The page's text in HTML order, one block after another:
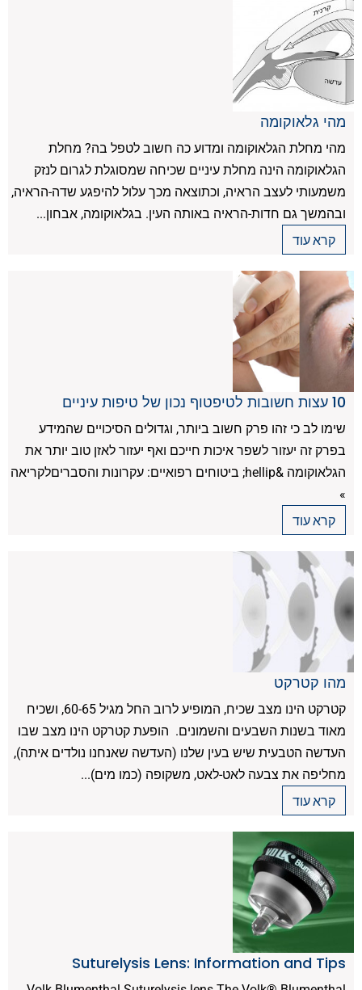
מהי גלאוקומה
מהי מחלת הגלאוקומה ומדוע כה חשוב לטפל בה? מחלת
הגלאוקומה הינה מחלת עיניים שכיחה שמסוגלת לגרום לנזק
משמעותי לעצב הראיה, וכתוצאה מכך עלול להיפגע שדה-הראיה,
ובהמשך גם חדות-הראיה באותה העין. בגלאוקומה, אבחון...
קרא עוד
10 עצות חשובות לטיפטוף נכון של טיפות עיניים
שימו לב כי זהו פרק חשוב ביותר, וגדולים הסיכויים שהמידע
בפרק זה יעזור לשפר איכות חייכם ואף יעזור לאזן טוב יותר את
הגלאוקומה &hellip; ביטוחים רפואיים: עקרונות והסבריםלקריאה
»
קרא עוד
מהו קטרקט
קטרקט הינו מצב שכיח, המופיע לרוב החל מגיל 60-65, ושכיח
מאוד בשנות השבעים והשמונים. הופעת קטרקט הינו מצב שבו
העדשה הטבעית שיש בעין שלנו (העדשה שאנחנו נולדים איתה),
מחליפה את צבעה לאט-לאט, משקופה (כמו מים)...
קרא עוד
Suturelysis Lens: Information and Tips